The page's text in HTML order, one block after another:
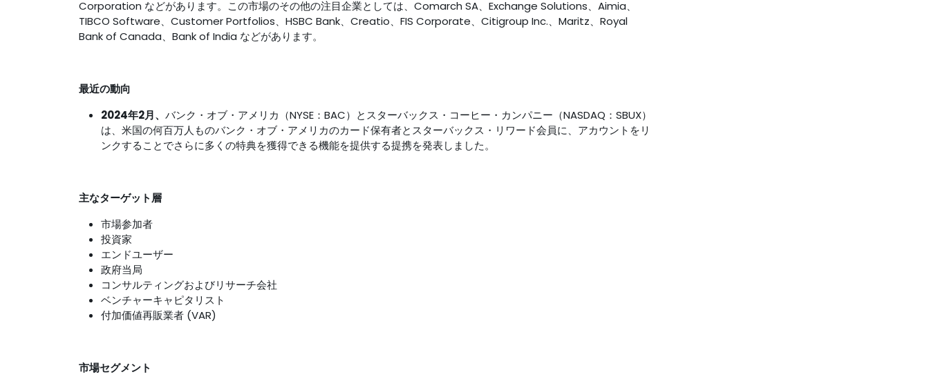
Corporation などがあります。この市場のその他の注目企業としては、Comarch SA、Exchange Solutions、Aimia、
TIBCO Software、Customer Portfolios、HSBC Bank、Creatio、FIS Corporate、Citigroup Inc.、Maritz、Royal
Bank of Canada、Bank of India などがあります。
最近の動向
2024年2月、 バンク・オブ・アメリカ（NYSE：BAC）とスターバックス・コーヒー・カンパニー（NASDAQ：SBUX）
は、米国の何百万人ものバンク・オブ・アメリカのカード保有者とスターバックス・リワード会員に、アカウントをリ
ンクすることでさらに多くの特典を獲得できる機能を提供する提携を発表しました。
主なターゲット層
市場参加者
投資家
エンドユーザー
政府当局
コンサルティングおよびリサーチ会社
ベンチャーキャピタリスト
付加価値再販業者 (VAR)
市場セグメント